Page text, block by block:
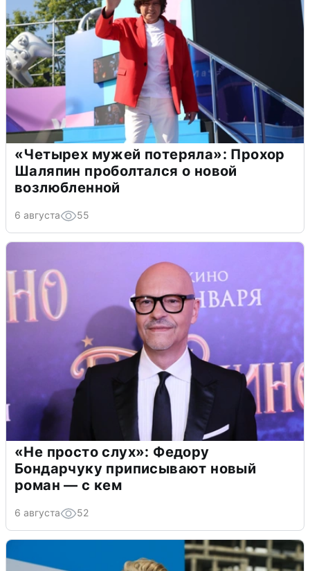
«Четырех мужей потеряла»: Прохор
Шаляпин проболтался о новой
возлюбленной
6 августа 55
«Не просто слух»: Федору
Бондарчуку приписывают новый
роман — с кем
6 августа 52